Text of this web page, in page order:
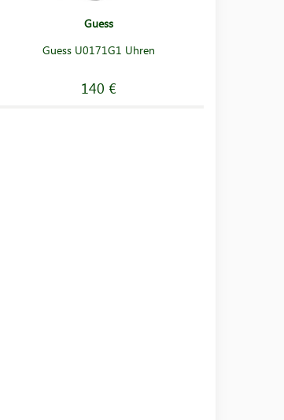
Guess
Guess U0171G1 Uhren
140 €